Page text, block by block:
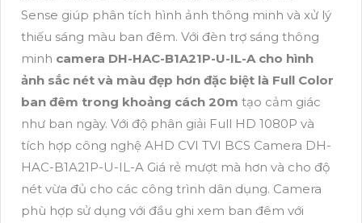
Sense giúp phân tích hình ảnh thông minh và xử lý
thiếu sáng màu ban đêm. Với đèn trợ sáng thông
minh camera DH-HAC-B1A21P-U-IL-A cho hình
ảnh sắc nét và màu đẹp hơn đặc biệt là Full Color
ban đêm trong khoảng cách 20m tạo cảm giác
như ban ngày. Với độ phân giải Full HD 1080P và
tích hợp công nghệ AHD CVI TVI BCS Camera DH-
HAC-B1A21P-U-IL-A Giá rẻ mượt mà hơn và cho độ
nét vừa đủ cho các công trình dân dụng. Camera
phù hợp sử dụng với đầu ghi xem ban đêm với